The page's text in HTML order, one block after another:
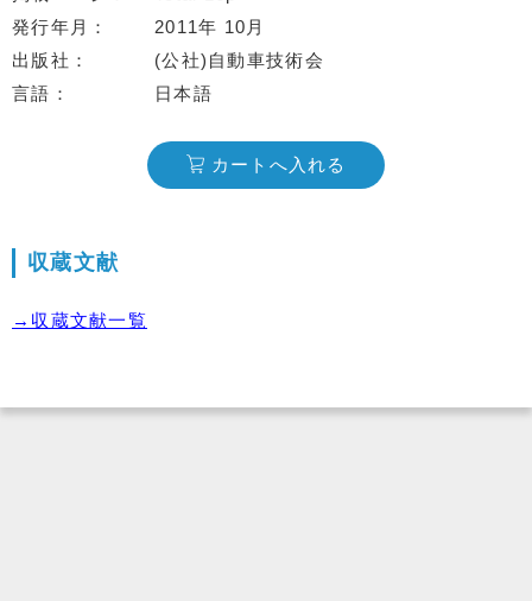
発行年月
2011年 10月
出版社
(公社)自動車技術会
言語
日本語
カートへ入れる
収蔵文献
→収蔵文献一覧